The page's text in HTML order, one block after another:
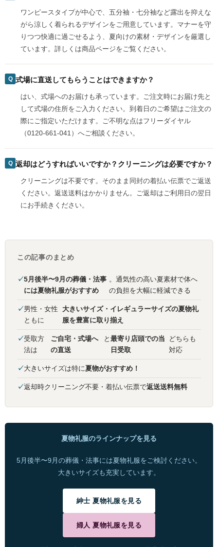
ワンピースタイプが中心で、五分袖・七分袖など露出を抑えな
がら涼しく着られるデザインをご用意しています。マナーを守
りつつ快適に過ごせるよう、夏向けの素材・デザインを厳選し
ています。詳しくは商品ページをご覧ください。
式場に直送してもらうことはできますか？
はい、式場へのお届けも承っています。ご注文時にお届け先と
して式場の住所をご入力ください。到着日のご希望はご注文の
際にご指定いただけます。ご不明な点はフリーダイヤル
（0120-661-041）へご相談ください。
返却はどうすればいいですか？クリーニングは必要ですか？
クリーニングは不要です。そのまま同封の着払い伝票でご返送
ください。返送送料はかかりません。ご返却はご利用日の翌日
にお手続きください。
この記事のまとめ
5月後半〜9月の葬儀・法事
には夏物礼服がおすすめ
。通気性の高い夏素材で体へ
の負担を大幅に軽減できる
男性・女性
ともに
大きいサイズ・イレギュラーサイズの夏物礼
服を豊富に取り揃え
受取方
法は
ご自宅・式場へ
の直送
と最寄り店頭での当
日受取
どちらも
対応
大きいサイズは特に夏物がおすすめ！
返却時クリーニング不要・着払い伝票で返送送料無料
夏物礼服のラインナップを見る
5月後半〜9月の葬儀・法事には夏物礼服をご検討ください。
大きいサイズも充実しています。
紳士 夏物礼服を見る
婦人 夏物礼服を見る